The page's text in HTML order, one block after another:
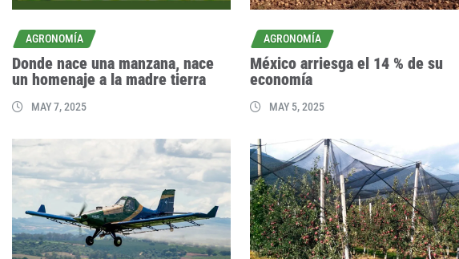
AGRONOMÍA
Donde nace una manzana, nace
un homenaje a la madre tierra
MAY 7, 2025
AGRONOMÍA
México arriesga el 14 % de su
economía
MAY 5, 2025